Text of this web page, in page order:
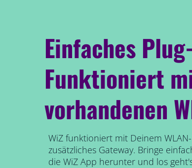
Einfaches
Funktioniert
vorhandenen
WiZ funktioniert mit Deinem
zusätzliches Gateway. Bringe
die WiZ App herunter und los